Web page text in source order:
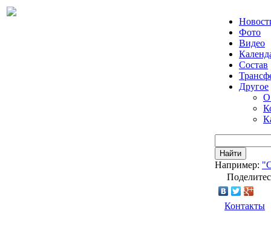
Фото
Видео
Состав
Другое
О
Найти
Например:
Контакты